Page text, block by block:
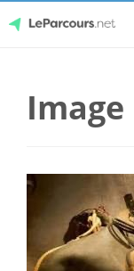
contentImage